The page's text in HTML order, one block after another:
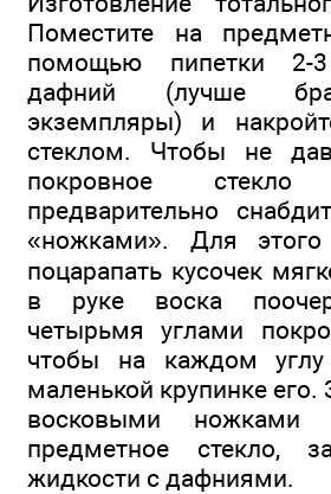
Поместите на
помощью пипетки 2-3
дафний (лучше
экземпляры) и
стеклом. Чтобы не
покровное стекло
предварительно
«ножками». Для этого
поцарапать кусочек
в руке воска
четырьмя углами
чтобы на каждом углу
маленькой крупинке его.
восковыми ножками
предметное стекло,
жидкости с дафниями.